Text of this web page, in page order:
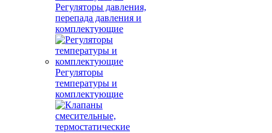
Регуляторы давления,
перепада давления и
комплектующие
Регуляторы
температуры и
комплектующие